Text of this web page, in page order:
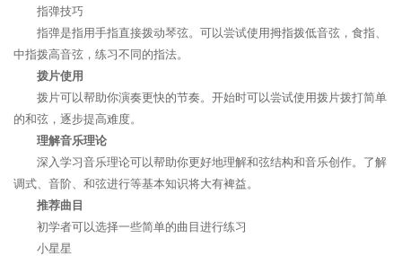
指弹技巧
指弹是指用手指直接拨动琴弦。可以尝试使用拇指拨低音弦，食指、
中指拨高音弦，练习不同的指法。
拨片使用
拨片可以帮助你演奏更快的节奏。开始时可以尝试使用拨片拨打简单
的和弦，逐步提高难度。
理解音乐理论
深入学习音乐理论可以帮助你更好地理解和弦结构和音乐创作。了解
调式、音阶、和弦进行等基本知识将大有裨益。
推荐曲目
初学者可以选择一些简单的曲目进行练习
小星星